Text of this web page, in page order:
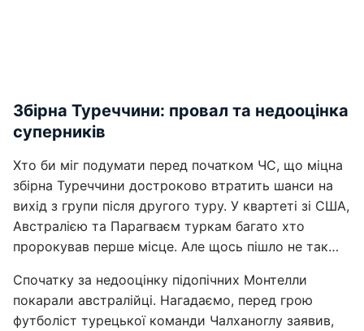
Збірна Туреччини: провал та недооцінка
суперників
Хто би міг подумати перед початком ЧС, що міцна
збірна Туреччини достроково втратить шанси на
вихід з групи після другого туру. У квартеті зі США,
Австралією та Парагваєм туркам багато хто
пророкував перше місце. Але щось пішло не так…
Спочатку за недооцінку підопічних Монтелли
покарали австралійці. Нагадаємо, перед грою
футболіст турецької команди Чалханоглу заявив,